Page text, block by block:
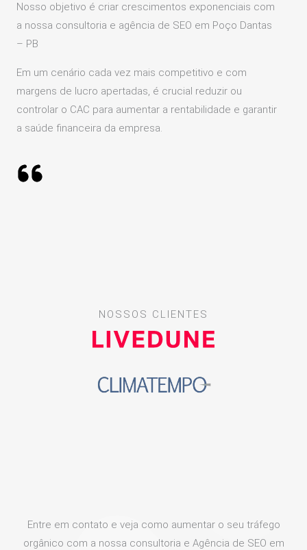
Nosso objetivo é criar crescimentos exponenciais com
a nossa consultoria e agência de SEO em Poço Dantas
– PB
Em um cenário cada vez mais competitivo e com
margens de lucro apertadas, é crucial reduzir ou
controlar o CAC para aumentar a rentabilidade e garantir
a saúde financeira da empresa.
NOSSOS CLIENTES
Entre em contato e veja como aumentar o seu tráfego
orgânico com a nossa consultoria e Agência de SEO em